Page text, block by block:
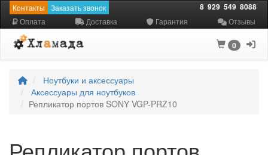
Контакты Заказать звонок 8 929 549 8088
Оплата Доставка Гарантия Отзывы
0
Ноутбуки и аксессуары
Аксессуары для ноутбуков
Репликатор портов SONY VGP-PRZ10